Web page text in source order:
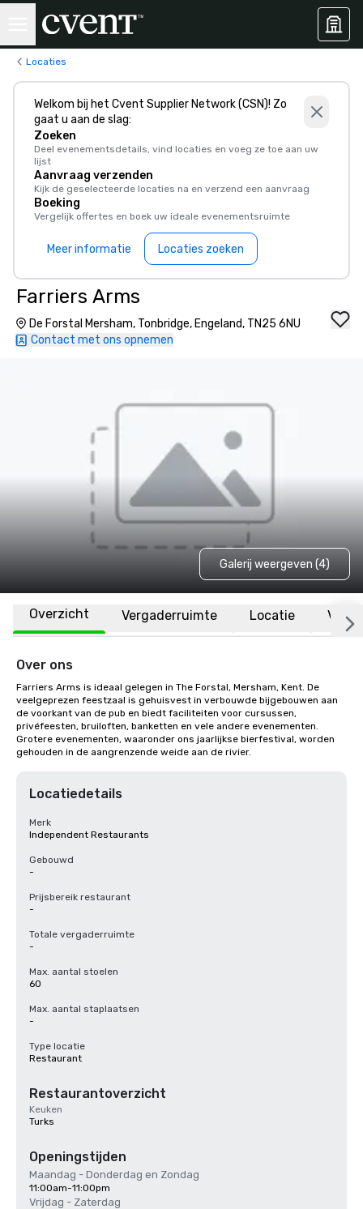
Locaties
Welkom bij het Cvent Supplier Network (CSN)! Zo
gaat u aan de slag:
Zoeken
Deel evenementsdetails, vind locaties en voeg ze toe aan uw
lijst
Aanvraag verzenden
Kijk de geselecteerde locaties na en verzend een aanvraag
Boeking
Vergelijk offertes en boek uw ideale evenementsruimte
Meer informatie Locaties zoeken
Farriers Arms
De Forstal Mersham, Tonbridge, Engeland, TN25 6NU
Contact met ons opnemen
Galerij weergeven (4)
Overzicht Vergaderruimte Locatie
Over ons
Farriers Arms is ideaal gelegen in The Forstal, Mersham, Kent. De
veelgeprezen feestzaal is gehuisvest in verbouwde bijgebouwen aan
de voorkant van de pub en biedt faciliteiten voor cursussen,
privéfeesten, bruiloften, banketten en vele andere evenementen.
Grotere evenementen, waaronder ons jaarlijkse bierfestival, worden
gehouden in de aangrenzende weide aan de rivier.
Locatiedetails
Merk
Independent Restaurants
Gebouwd
-
Prijsbereik restaurant
-
Totale vergaderruimte
-
Max. aantal stoelen
60
Max. aantal staplaatsen
-
Type locatie
Restaurant
Restaurantoverzicht
Keuken
Turks
Openingstijden
Maandag - Donderdag en Zondag
11:00am-11:00pm
Vrijdag - Zaterdag